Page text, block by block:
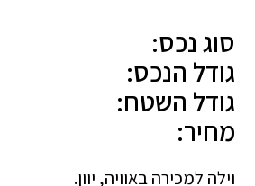
סוג נכס:
גודל הנכס:
גודל השטח:
מחיר:
וילה למכירה באוויה, יוון.